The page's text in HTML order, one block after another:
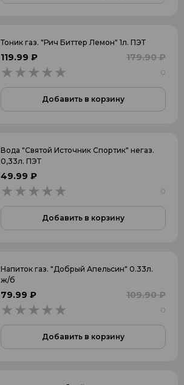
Тоник газ. "Рич Биттер Лемон" 1л. ПЭТ
119.99 ₽ 179.90 ₽
0
Добавить в корзину
Вода "Святой Источник Спортик" негаз.
0,33л. ПЭТ
49.99 ₽
0
Добавить в корзину
Напиток газ. "Добрый Апельсин" 0.33л.
ж/б
79.99 ₽ 109.90 ₽
0
Добавить в корзину